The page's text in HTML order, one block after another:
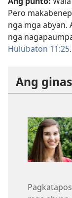
Pero
nga mga abyan.
nga
Hulubaton 11:25.
Ang